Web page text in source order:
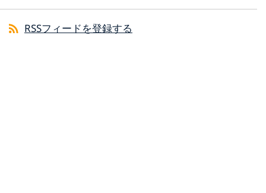
RSSフィードを登録する